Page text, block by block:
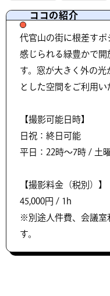
ココの紹介
代官山の街に根差すポ
感じられる緑豊かで
す。窓が大きく外の光
とした空間をご利用い
【撮影可能日時】
日祝：終日可能
平日：22時〜7時 / 土
【撮影料金（税別）】
45,000円 / 1h
※別途人件費、会議室
す。